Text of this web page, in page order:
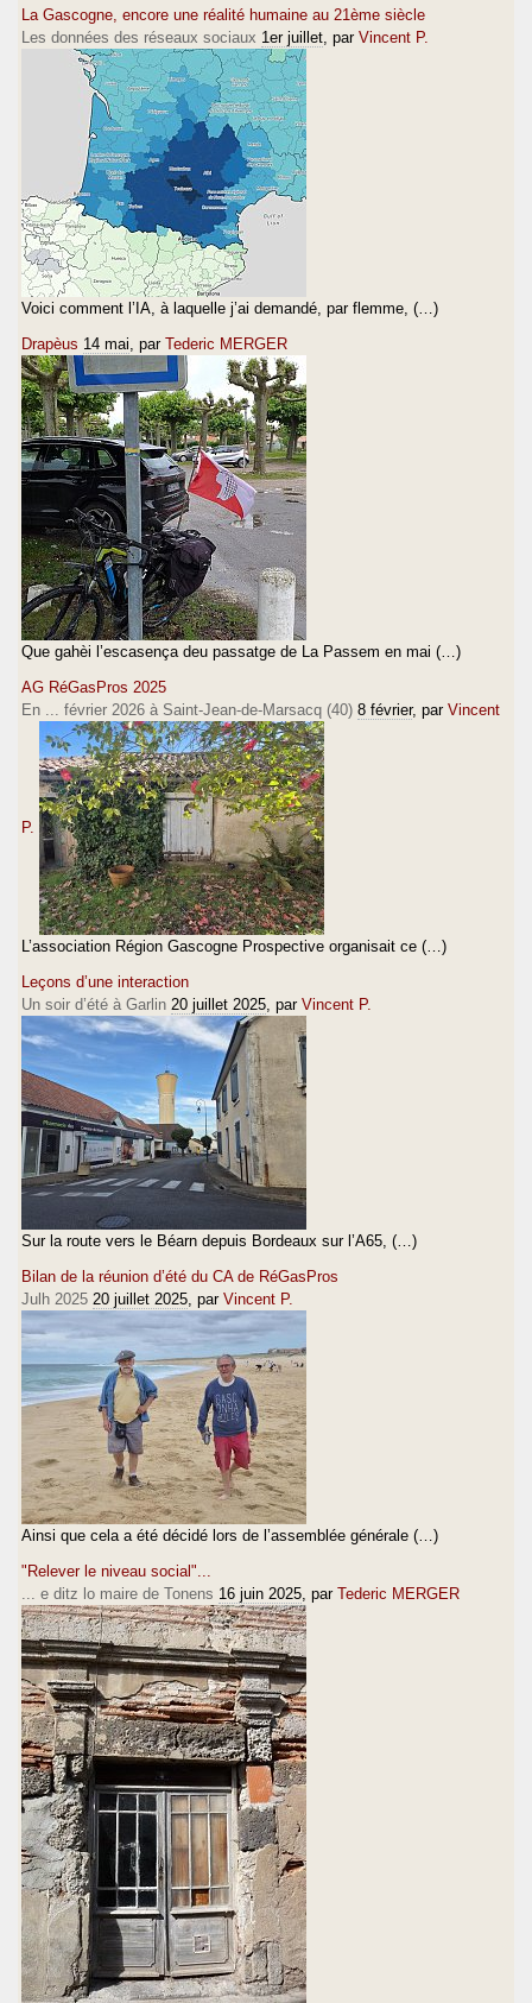
La Gascogne, encore une réalité humaine au 21ème siècle
Les données des réseaux sociaux 1er juillet , par Vincent P.
Voici comment l’IA, à laquelle j’ai demandé, par flemme, (…)
Drapèus 14 mai , par Tederic MERGER
Que gahèi l’escasença deu passatge de La Passem en mai (…)
AG RéGasPros 2025
En ... février 2026 à Saint-Jean-de-Marsacq (40) 8 février, par Vincent
P.
L’association Région Gascogne Prospective organisait ce (…)
Leçons d’une interaction
Un soir d’été à Garlin 20 juillet 2025 , par Vincent P.
Sur la route vers le Béarn depuis Bordeaux sur l’A65, (…)
Bilan de la réunion d’été du CA de RéGasPros
Julh 2025 20 juillet 2025 , par Vincent P.
Ainsi que cela a été décidé lors de l’assemblée générale (…)
"Relever le niveau social"...
... e ditz lo maire de Tonens 16 juin 2025 , par Tederic MERGER